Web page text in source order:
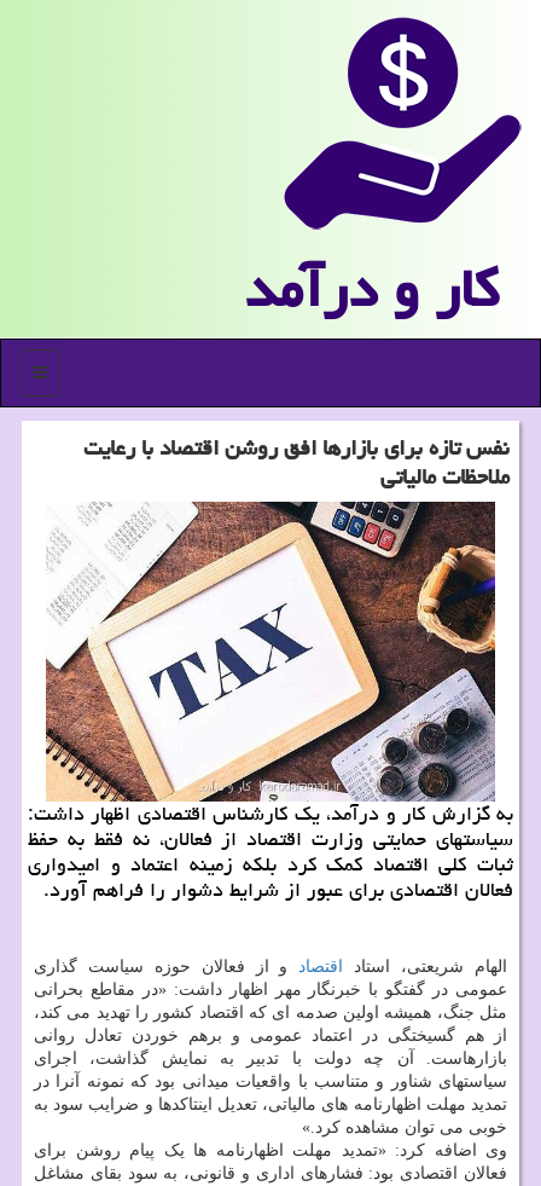
كار و درآمد
منو
نفس تازه برای بازارها افق روشن اقتصاد با رعایت
ملاحظات مالیاتی
به گزارش کار و درآمد، یک کارشناس اقتصادی اظهار داشت:
سیاستهای حمایتی وزارت اقتصاد از فعالان، نه فقط به حفظ
ثبات کلی اقتصاد کمک کرد بلکه زمینه اعتماد و امیدواری
فعالان اقتصادی برای عبور از شرایط دشوار را فراهم آورد.
الهام شریعتی، استاد اقتصادو از فعالان حوزه سیاست گذاری
عمومی در گفتگو با خبرنگار مهر اظهار داشت: «در مقاطع بحرانی
مثل جنگ، همیشه اولین صدمه ای که اقتصاد کشور را تهدید می کند،
از هم گسیختگی در اعتماد عمومی و برهم خوردن تعادل روانی
بازارهاست. آن چه دولت با تدبیر به نمایش گذاشت، اجرای
سیاستهای شناور و متناسب با واقعیات میدانی بود که نمونه آنرا در
تمدید مهلت اظهارنامه های مالیاتی، تعدیل اینتاکدها و ضرایب سود به
خوبی می توان مشاهده کرد.»
وی اضافه کرد: «تمدید مهلت اظهارنامه ها یک پیام روشن برای
فعالان اقتصادی بود: فشارهای اداری و قانونی، به سود بقای مشاغل